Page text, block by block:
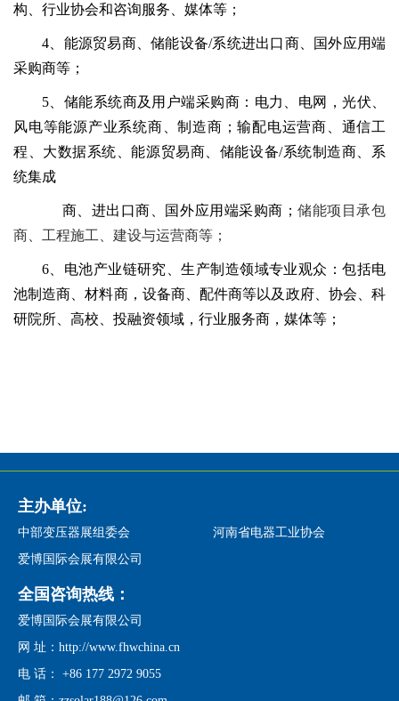
构、行业协会和咨询服务、媒体等；
4、能源贸易商、储能设备/系统进出口商、国外应用端
采购商等；
5、储能系统商及用户端采购商：电力、电网，光伏、
风电等能源产业系统商、制造商；输配电运营商、通信工
程、大数据系统、能源贸易商、储能设备/系统制造商、系
统集成
商、进出口商、国外应用端采购商； 储能项目承包
商、工程施工、建设与运营商等；
6、电池产业链研究、生产制造领域专业观众：包括电
池制造商、材料商，设备商、配件商等以及政府、协会、科
研院所、高校、投融资领域，行业服务商，媒体等；
主办单位:
中部变压器展组委会
河南省电器工业协会
爱博国际会展有限公司
全国咨询热线：
爱博国际会展有限公司
网 址：http://www.fhwchina.cn
电 话： +86 177 2972 9055